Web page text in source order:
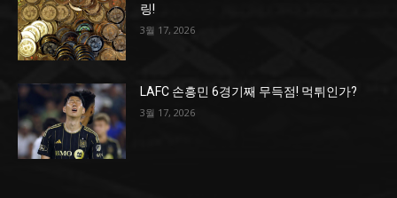
링!
3월 17, 2026
LAFC 손흥민 6경기째 무득점! 먹튀인가?
3월 17, 2026